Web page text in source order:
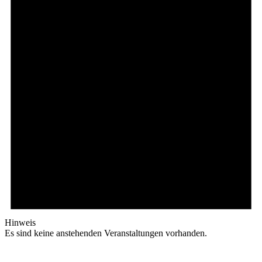
Hinweis
Es sind keine anstehenden Veranstaltungen vorhanden.